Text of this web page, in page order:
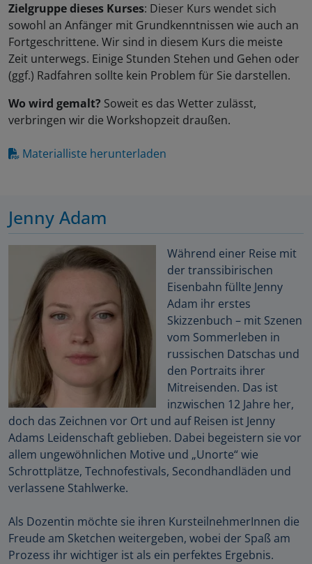
Zielgruppe dieses Kurses: Dieser Kurs wendet sich
sowohl an Anfänger mit Grundkenntnissen wie auch an
Fortgeschrittene. Wir sind in diesem Kurs die meiste
Zeit unterwegs. Einige Stunden Stehen und Gehen oder
(ggf.) Radfahren sollte kein Problem für Sie darstellen.
Wo wird gemalt? Soweit es das Wetter zulässt,
verbringen wir die Workshopzeit draußen.
Materialliste herunterladen
Jenny Adam
Während einer Reise mit
der transsibirischen
Eisenbahn füllte Jenny
Adam ihr erstes
Skizzenbuch – mit Szenen
vom Sommerleben in
russischen Datschas und
den Portraits ihrer
Mitreisenden. Das ist
inzwischen 12 Jahre her,
doch das Zeichnen vor Ort und auf Reisen ist Jenny
Adams Leidenschaft geblieben. Dabei begeistern sie vor
allem ungewöhnlichen Motive und „Unorte“ wie
Schrottplätze, Technofestivals, Secondhandläden und
verlassene Stahlwerke.
Als Dozentin möchte sie ihren KursteilnehmerInnen die
Freude am Sketchen weitergeben, wobei der Spaß am
Prozess ihr wichtiger ist als ein perfektes Ergebnis.